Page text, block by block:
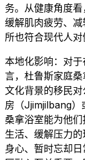
务。从健康角度看
缓解肌肉疲劳、
所也符合现代人对
本地化影响：对
言，杜鲁斯家庭
文化背景的移民
房（Jjimjilbang）
桑拿浴室能为他
生活、缓解压力
身心、暂时忘却